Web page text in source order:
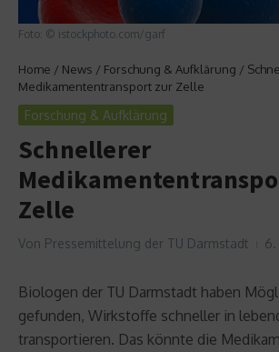
Foto: © istockphoto.com/garf
Home / News / Forschung & Aufklärung /
Medikamententransport zur Zelle
Forschung & Aufklärung
Schnellerer
Zelle
Von Pressemittelung der TU Darmstadt 6.
Biologen der TU Darmstadt haben
gefunden, Wirkstoffe schneller in
transportieren. Das könnte die